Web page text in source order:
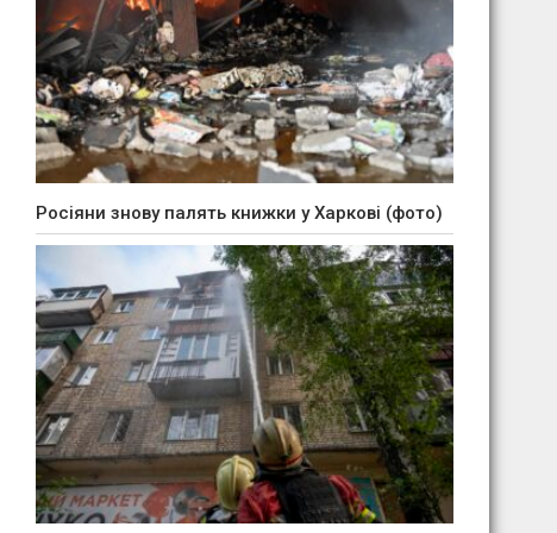
Росіяни знову палять книжки у Харкові (фото)